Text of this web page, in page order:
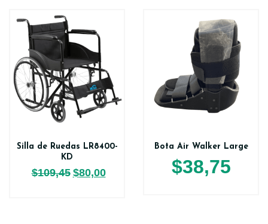
Silla de Ruedas LR8400-
KD
$109,45 $80,00
Bota Air Walker Large
$38,75